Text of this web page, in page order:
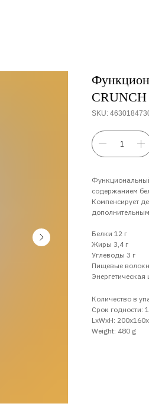
CRUNCH
SKU:
содержанием
Компенсирует
Белки 12 г
Жиры 3,4 г
Углеводы 3 г
Пищевые
Количество в
Срок годности:
LxWxH:
Weight: 480 g